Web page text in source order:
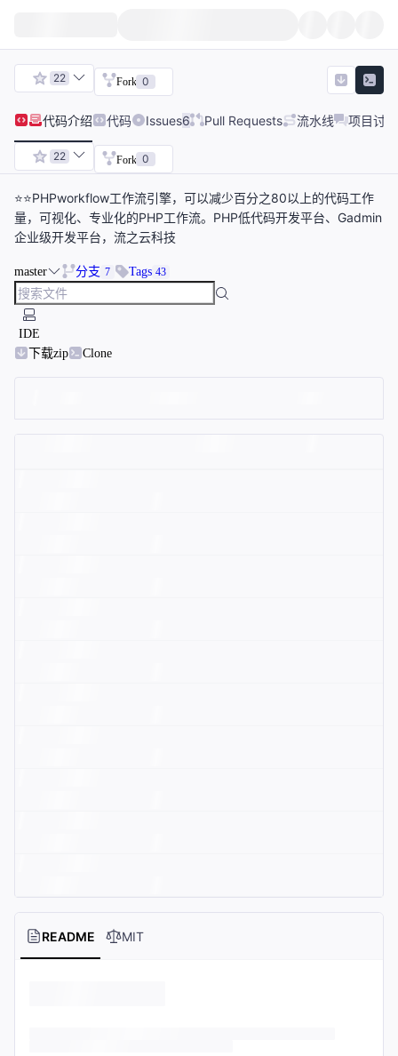
22 Fork 0
代码介绍 代码 Issues6 Pull Requests 流水线 项目讨论
22 Fork 0
⭐⭐PHPworkflow工作流引擎，可以减少百分之80以上的代码工作
量，可视化、专业化的PHP工作流。PHP低代码开发平台、Gadmin
企业级开发平台，流之云科技
master 分支 7 Tags 43
IDE
下载zip
Clone
README MIT